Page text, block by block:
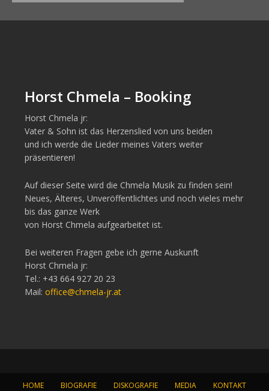
Horst Chmela – Booking
Horst Chmela jr:
Vater & Sohn ist das Herzenslied von uns beiden
und ich werde die Lieder meines Vaters weiter
präsentieren!
Auf dieser Seite wird die Chmela Musik zu finden sein!
Neues, Älteres, Unveröffentlichtes und noch vieles mehr
bis das ganze Werk
von Horst Chmela aufgearbeitet ist.
Bei weiteren Fragen gebe ich gerne Auskunft
Horst Chmela jr:
Tel.: +43 664 927 20 23
Mail: office@chmela-jr.at
HOME BIOGRAFIE DISKOGRAFIE MEDIA KONTAKT